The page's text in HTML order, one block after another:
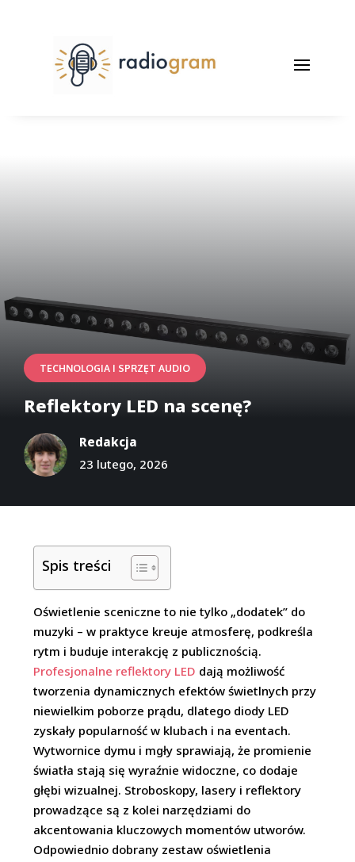
TECHNOLOGIA I SPRZĘT AUDIO
Reflektory LED na scenę?
Redakcja
23 lutego, 2026
Spis treści
Oświetlenie sceniczne to nie tylko „dodatek” do
muzyki – w praktyce kreuje atmosferę, podkreśla
rytm i buduje interakcję z publicznością.
Profesjonalne reflektory LED dają możliwość
tworzenia dynamicznych efektów świetlnych przy
niewielkim poborze prądu, dlatego diody LED
zyskały popularność w klubach i na eventach.
Wytwornice dymu i mgły sprawiają, że promienie
światła stają się wyraźnie widoczne, co dodaje
głębi wizualnej. Stroboskopy, lasery i reflektory
prowadzące są z kolei narzędziami do
akcentowania kluczowych momentów utworów.
Odpowiednio dobrany zestaw oświetlenia